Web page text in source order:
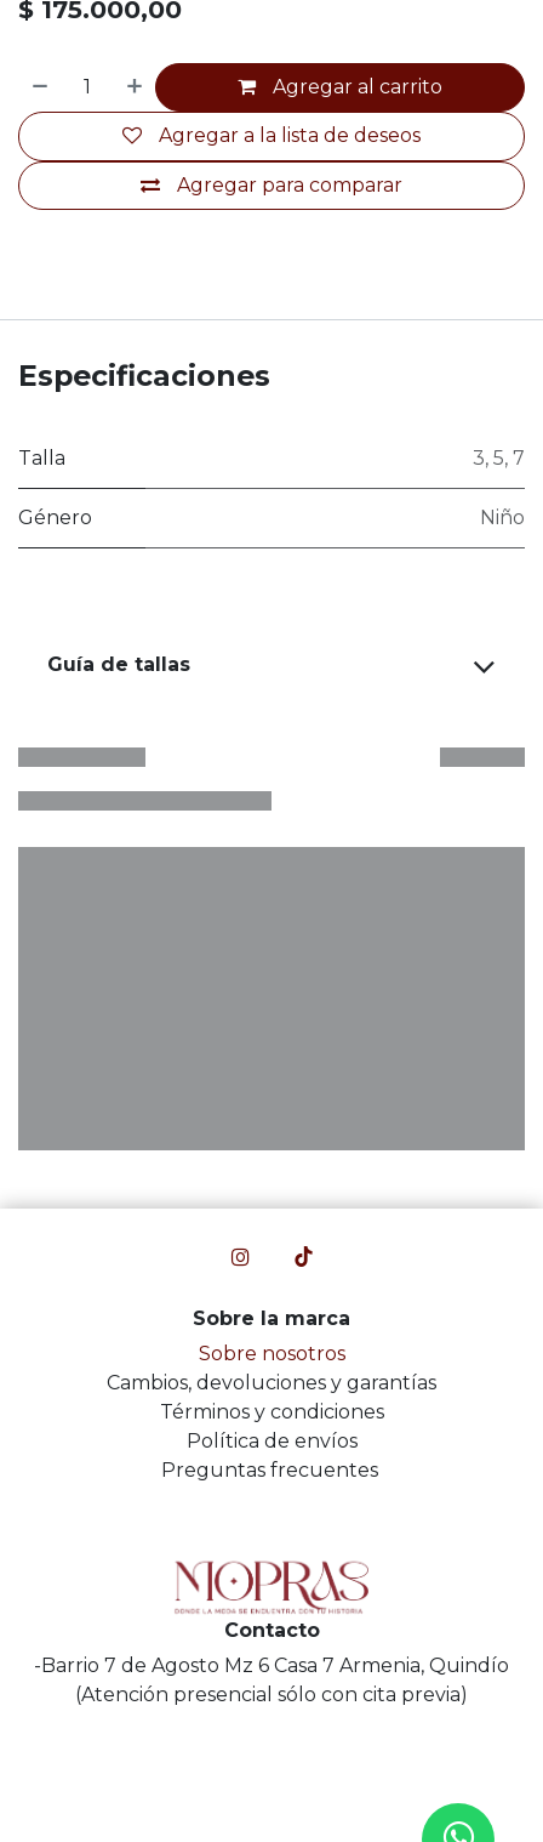
$ 175.000,00
Agregar al carrito
Agregar para comparar
Agregar a la lista de deseos
Especificaciones
Talla 3, 5, 7
Género Niño
Guía de tallas
Sobre la marca
Sobre nosotros
Cambios, devoluciones y garantías
Términos y condiciones
Política de envíos
Preguntas frecuentes
Contacto
-Barrio 7 de Agosto Mz 6 Casa 7 Armenia, Quindío
(Atención presencial sólo con cita previa)